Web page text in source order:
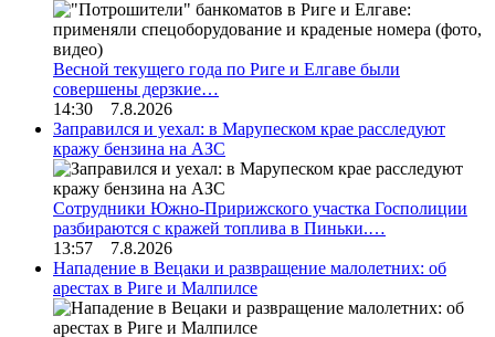
Весной текущего года по Риге и Елгаве были
совершены дерзкие…
14:30 7.8.2026
Заправился и уехал: в Марупеском крае расследуют
кражу бензина на АЗС
Сотрудники Южно-Пририжского участка Госполиции
разбираются с кражей топлива в Пиньки.…
13:57 7.8.2026
Нападение в Вецаки и развращение малолетних: об
арестах в Риге и Малпилсе